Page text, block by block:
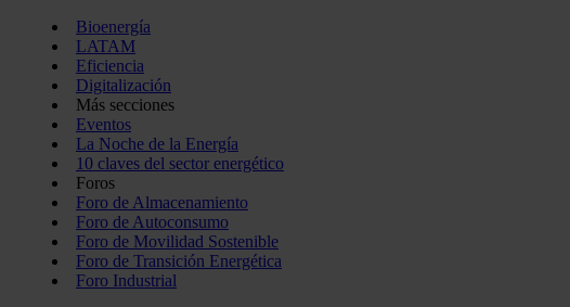
Bioenergía
LATAM
Eficiencia
Digitalización
Más secciones
Eventos
La Noche de la Energía
10 claves del sector energético
Foros
Foro de Almacenamiento
Foro de Autoconsumo
Foro de Movilidad Sostenible
Foro de Transición Energética
Foro Industrial